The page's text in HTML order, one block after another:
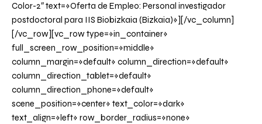
Color-2″ text=»Oferta de Empleo: Personal investigador
postdoctoral para IIS Biobizkaia (Bizkaia)»][/vc_column]
[/vc_row][vc_row type=»in_container»
full_screen_row_position=»middle»
column_margin=»default» column_direction=»default»
column_direction_tablet=»default»
column_direction_phone=»default»
scene_position=»center» text_color=»dark»
text_align=»left» row_border_radius=»none»